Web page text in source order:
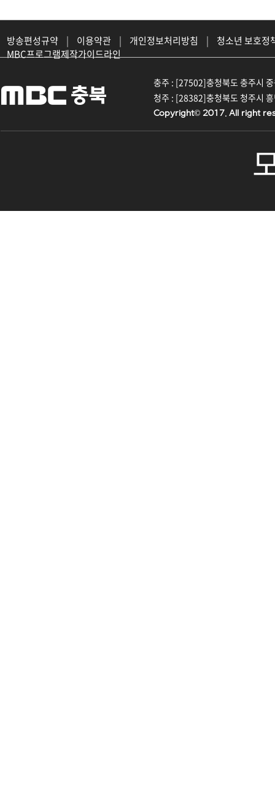
방송편성규약 | 이용약관 | 개인정보처리방침 |
청소년 보호정
MBC프로그램제작가이드라인
충주 : [27502]충청북도 충주시
청주 : [28382]충청북도 청주시
Copyright© 2017. All right